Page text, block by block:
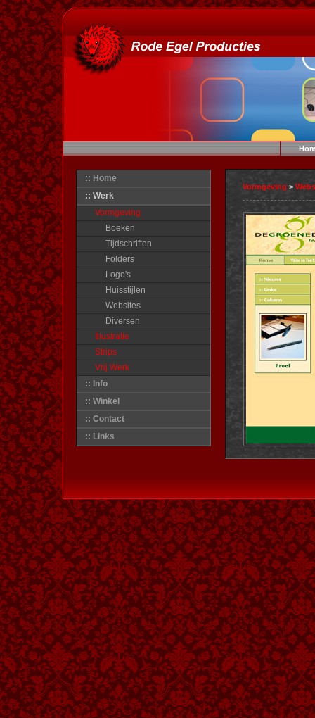
:: Home
:: Werk
Vormgeving
Boeken
Tijdschriften
Folders
Logo's
Huisstijlen
Websites
Diversen
Illustratie
Strips
Vrij Werk
:: Info
:: Winkel
:: Contact
:: Links
Vormgeving >